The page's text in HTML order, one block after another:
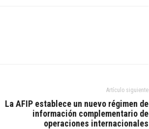
Artículo siguiente
La AFIP establece un nuevo régimen de
información complementario de
operaciones internacionales